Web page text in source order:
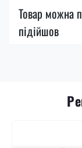
Товар можна
підійшов